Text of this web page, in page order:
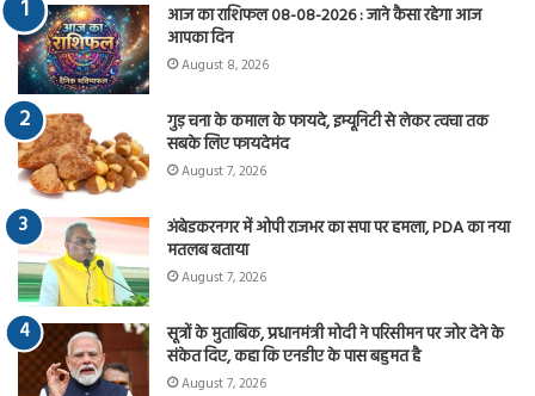
आज का राशिफल 08-08-2026 : जाने कैसा रहेगा आज
आपका दिन
August 8, 2026
गुड़ चना के कमाल के फायदे, इम्यूनिटी से लेकर त्वचा तक
सबके लिए फायदेमंद
August 7, 2026
अंबेडकरनगर में ओपी राजभर का सपा पर हमला, PDA का नया
मतलब बताया
August 7, 2026
सूत्रों के मुताबिक, प्रधानमंत्री मोदी ने परिसीमन पर जोर देने के
संकेत दिए, कहा कि एनडीए के पास बहुमत है
August 7, 2026